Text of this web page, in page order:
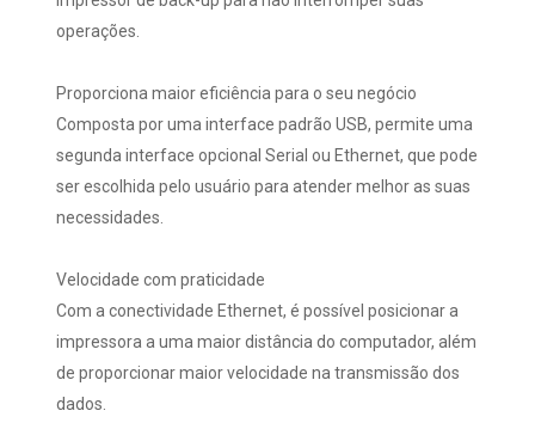
operações.
Proporciona maior eficiência para o seu negócio
Composta por uma interface padrão USB, permite uma
segunda interface opcional Serial ou Ethernet, que pode
ser escolhida pelo usuário para atender melhor as suas
necessidades.
Velocidade com praticidade
Com a conectividade Ethernet, é possível posicionar a
impressora a uma maior distância do computador, além
de proporcionar maior velocidade na transmissão dos
dados.